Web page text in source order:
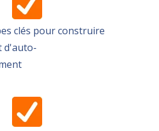
clés pour construire
d'auto-